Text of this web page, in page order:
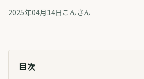
2025年04月14日 こんさん
目次